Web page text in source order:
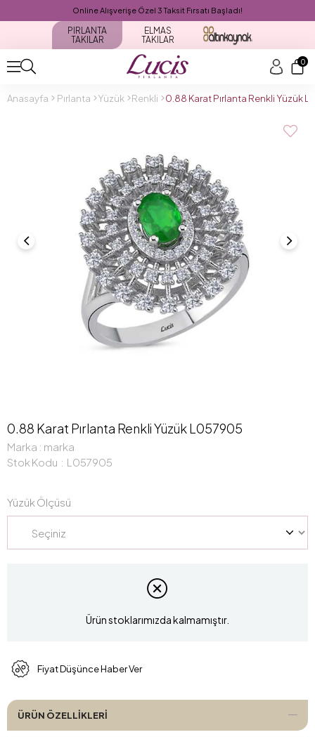
Online Alışverişe Özel 3 Taksit Fırsatı Başladı!
PIRLANTA
TAKILAR
ELMAS
TAKILAR
0
Anasayfa Pırlanta Yüzük Renkli 0.88 Karat Pırlanta Renkli Yüzük
0.88 Karat Pırlanta Renkli Yüzük L057905
Marka : marka
Stok Kodu
L057905
Yüzük Ölçüsü
Ürün stoklarımızda kalmamıştır.
Fiyat Düşünce Haber Ver
ÜRÜN ÖZELLIKLERI